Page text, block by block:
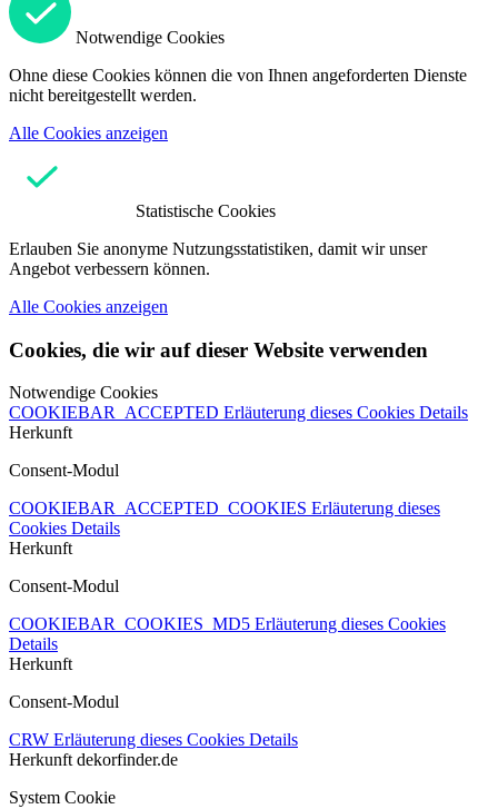
Notwendige Cookies
Ohne diese Cookies können die von Ihnen angeforderten Dienste
nicht bereitgestellt werden.
Alle Cookies anzeigen
Statistische Cookies
Erlauben Sie anonyme Nutzungsstatistiken, damit wir unser
Angebot verbessern können.
Alle Cookies anzeigen
Cookies, die wir auf dieser Website verwenden
Notwendige Cookies
COOKIEBAR_ACCEPTED Erläuterung dieses Cookies Details
Herkunft
Consent-Modul
COOKIEBAR_ACCEPTED_COOKIES Erläuterung dieses
Cookies Details
Herkunft
Consent-Modul
COOKIEBAR_COOKIES_MD5 Erläuterung dieses Cookies
Details
Herkunft
Consent-Modul
CRW Erläuterung dieses Cookies Details
Herkunft dekorfinder.de
System Cookie